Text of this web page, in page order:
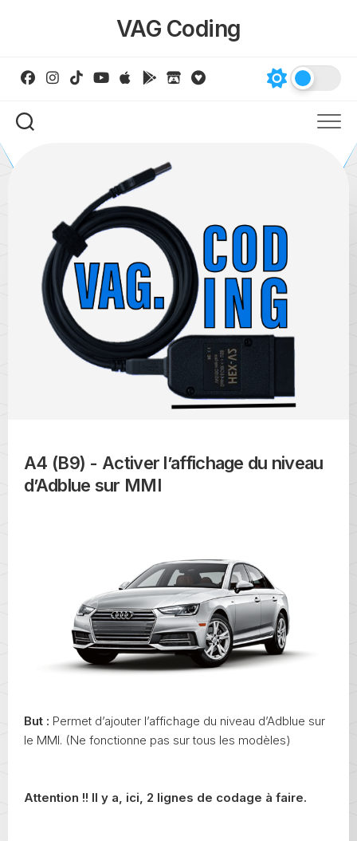
VAG Coding
A4 (B9) - Activer l’affichage du niveau
d’Adblue sur MMI
But : Permet d’ajouter l’affichage du niveau d’Adblue sur
le MMI. (Ne fonctionne pas sur tous les modèles)
Attention !! Il y a, ici, 2 lignes de codage à faire.